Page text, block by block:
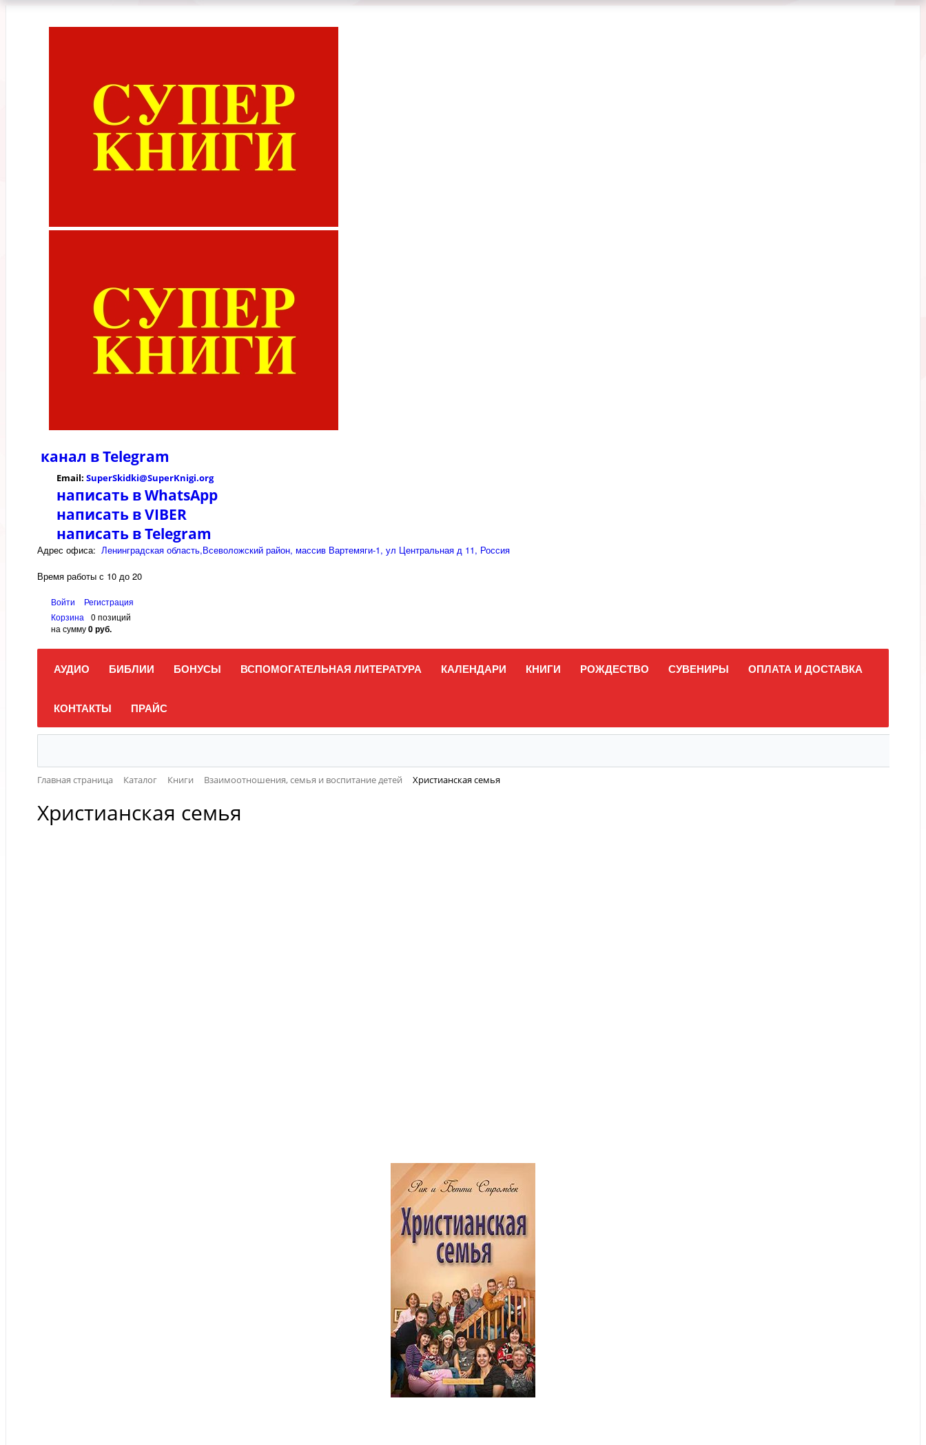
канал вTelegram
Email: SuperSkidki@SuperKnigi.org
написать в WhatsApp
написать в VIBER
написать в Telegram
Адрес офиса: Ленинградская область,Всеволожский район, массив Вартемяги-1, ул Центральная д 11, Россия
Время работы с 10 до 20
Войти
Регистрация
Корзина
0 позиций
на сумму0 руб.
АУДИО БИБЛИИ БОНУСЫ ВСПОМОГАТЕЛЬНАЯ ЛИТЕРАТУРА КАЛЕНДАРИ КНИГИ РОЖДЕСТВО СУВЕНИРЫ ОПЛАТА И ДОСТАВКА
КОНТАКТЫ ПРАЙС
Главная страница Каталог Книги Взаимоотношения, семья и воспитание детей Христианская семья
Христианская семья